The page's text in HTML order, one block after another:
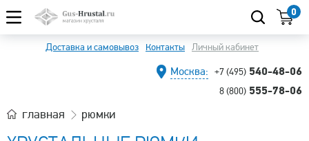
0
Доставка и самовывоз Контакты Личный кабинет
Москва: +7 (495) 540-48-06
8 (800) 555-78-06
главная рюмки